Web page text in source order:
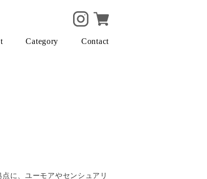
Category Contact
に、ユーモアやセンシュアリ